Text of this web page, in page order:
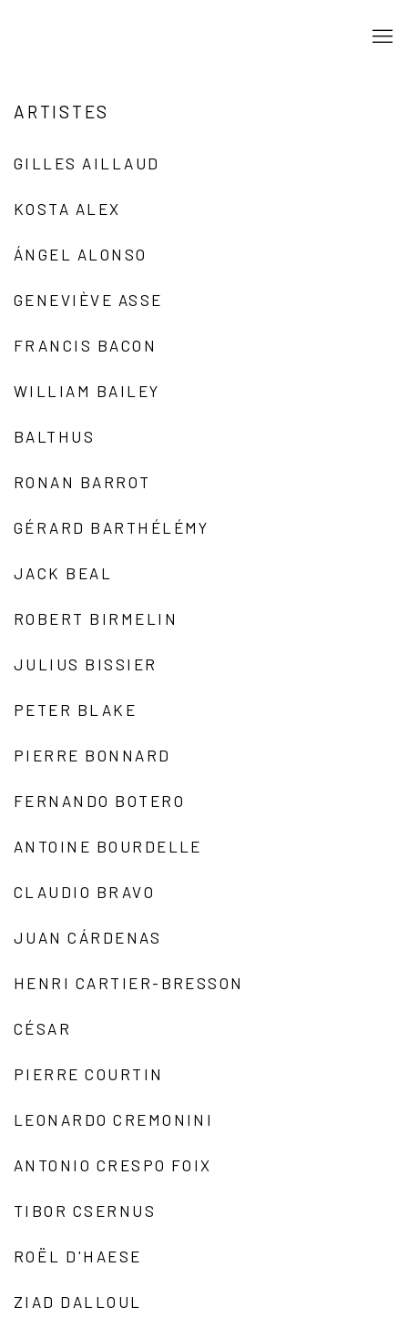
ARTISTES
GILLES AILLAUD
KOSTA ALEX
ÁNGEL ALONSO
GENEVIÈVE ASSE
FRANCIS BACON
WILLIAM BAILEY
BALTHUS
RONAN BARROT
GÉRARD BARTHÉLÉMY
JACK BEAL
ROBERT BIRMELIN
JULIUS BISSIER
PETER BLAKE
PIERRE BONNARD
FERNANDO BOTERO
ANTOINE BOURDELLE
CLAUDIO BRAVO
JUAN CÁRDENAS
HENRI CARTIER-BRESSON
CÉSAR
PIERRE COURTIN
LEONARDO CREMONINI
ANTONIO CRESPO FOIX
TIBOR CSERNUS
ROËL D'HAESE
ZIAD DALLOUL